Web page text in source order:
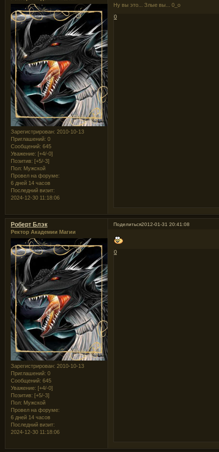
Зарегистрирован: 2010-10-13
Приглашений: 0
Сообщений: 645
Уважение: [+4/-0]
Позитив: [+5/-3]
Пол: Мужской
Провел на форуме:
6 дней 14 часов
Последний визит:
2024-12-30 11:18:06
Ну вы это... Злые вы... 0_о
0
Поделиться2012-01-31 20:41:08
Роберт Блэк
Ректор Академии Магии
Зарегистрирован: 2010-10-13
Приглашений: 0
Сообщений: 645
Уважение: [+4/-0]
Позитив: [+5/-3]
Пол: Мужской
Провел на форуме:
6 дней 14 часов
Последний визит:
2024-12-30 11:18:06
0